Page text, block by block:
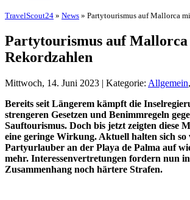
TravelScout24 » News » Partytourismus auf Mallorca
Partytourismus auf
Rekordzahlen
Mittwoch, 14. Juni 2023 | Kategorie: Allgemein,
Bereits seit Längerem kämpft die
strengeren Gesetzen und Benimmregeln
Sauftourismus. Doch bis jetzt zeigten diese
eine geringe Wirkung. Aktuell halten sich so
Partyurlauber an der Playa de Palma auf
mehr. Interessenvertretungen fordern nun
Zusammenhang noch härtere Strafen.